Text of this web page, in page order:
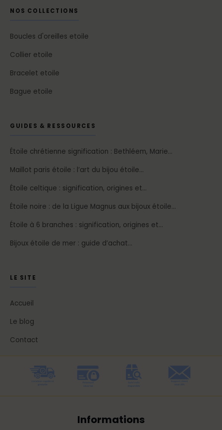
NOS COLLECTIONS
Boucles d'oreilles etoile
Collier etoile
Bracelet etoile
Bague etoile
GUIDES & RESSOURCES
Étoile chrétienne signification : Bethléem, Marie…
Maillot paris étoile : l’art du bijou étoile…
Étoile celtique : signification, origines et…
Étoile noire : de la Ligue Magnus aux bijoux étoile…
Étoile à 6 branches : signification, origines et…
Bijoux étoile de mer : guide d’achat…
LE SITE
Accueil
Le blog
Contact
Informations